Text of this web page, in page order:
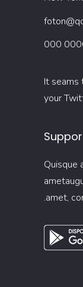
It seams
your
Quisque
amet,